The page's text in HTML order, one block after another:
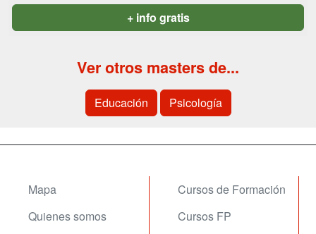
+ info gratis
Ver otros masters de...
Educación Psicología
Mapa
Quienes somos
Cursos de Formación
Cursos FP